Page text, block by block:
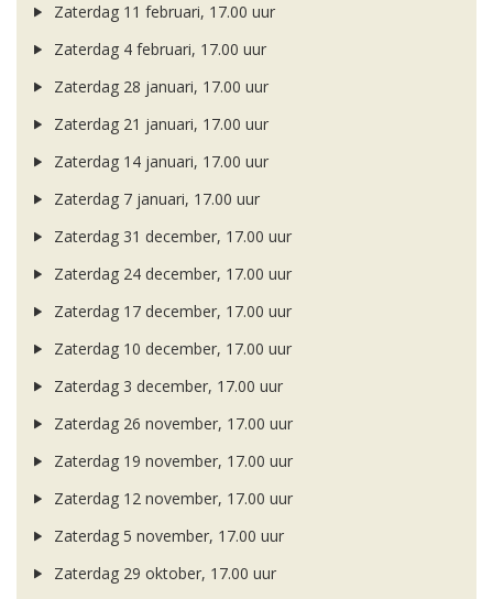
Zaterdag 11 februari, 17.00 uur
Zaterdag 4 februari, 17.00 uur
Zaterdag 28 januari, 17.00 uur
Zaterdag 21 januari, 17.00 uur
Zaterdag 14 januari, 17.00 uur
Zaterdag 7 januari, 17.00 uur
Zaterdag 31 december, 17.00 uur
Zaterdag 24 december, 17.00 uur
Zaterdag 17 december, 17.00 uur
Zaterdag 10 december, 17.00 uur
Zaterdag 3 december, 17.00 uur
Zaterdag 26 november, 17.00 uur
Zaterdag 19 november, 17.00 uur
Zaterdag 12 november, 17.00 uur
Zaterdag 5 november, 17.00 uur
Zaterdag 29 oktober, 17.00 uur